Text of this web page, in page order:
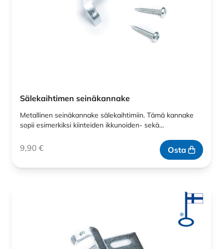
Sälekaihtimen seinäkannake
Metallinen seinäkannake sälekaihtimiin. Tämä kannake
sopii esimerkiksi kiinteiden ikkunoiden- sekä…
9,90 € Osta